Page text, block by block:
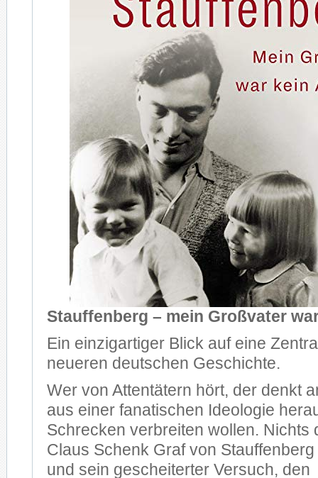
Stauffenberg – mein Großvater
Ein einzigartiger Blick auf eine
neueren deutschen Geschichte.
Wer von Attentätern hört, der denkt
aus einer fanatischen Ideologie
Schrecken verbreiten wollen. Nichts
Claus Schenk Graf von
und sein gescheiterter Versuch, den